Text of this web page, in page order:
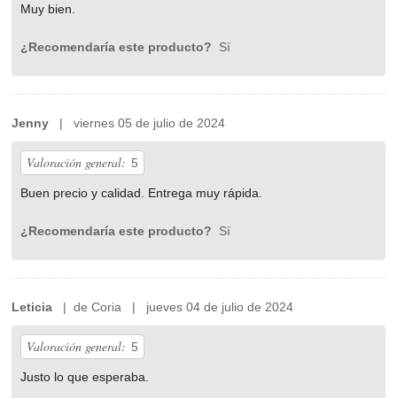
Muy bien.
¿Recomendaría este producto? Sí
Jenny | viernes 05 de julio de 2024
Valoración general: 5
Buen precio y calidad. Entrega muy rápida.
¿Recomendaría este producto? Sí
Leticia | de Coria | jueves 04 de julio de 2024
Valoración general: 5
Justo lo que esperaba.